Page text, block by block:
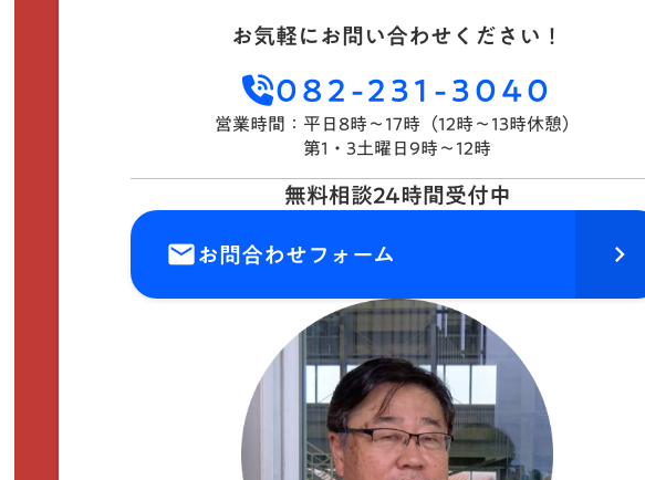
お気軽にお問い合わせください！
082-231-3040
営業時間：平日8時〜17時（12時〜13時休憩）
第1・3土曜日9時〜12時
無料相談24時間受付中
emailお問合わせフォーム keyboard_arrow_right